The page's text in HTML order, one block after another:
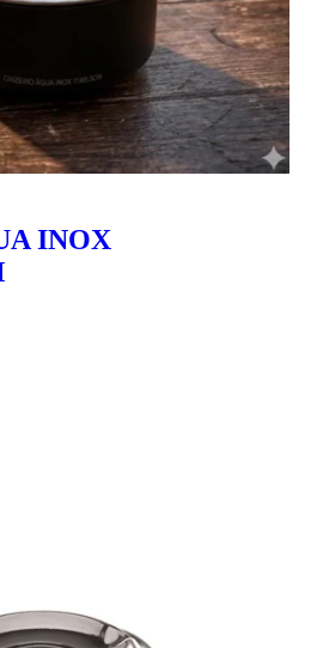
INOX